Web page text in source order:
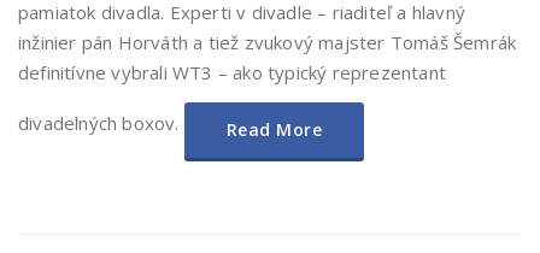
pamiatok divadla. Experti v divadle – riaditeľ a hlavný
inžinier pán Horváth a tiež zvukový majster Tomáš Šemrák
definitívne vybrali WT3 – ako typický reprezentant
divadelných boxov. Read More